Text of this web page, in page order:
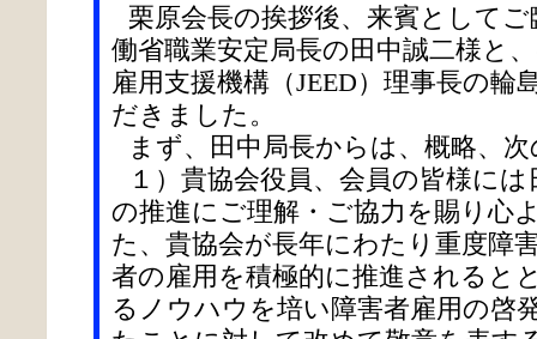
栗原会長の挨拶後、来賓として
働省職業安定局長の田中誠二様と
雇用支援機構（JEED）理事長の輪
だきました。
まず、田中局長からは、概略、
１）貴協会役員、会員の皆様に
の推進にご理解・ご協力を賜り心
た、貴協会が長年にわたり重度障
者の雇用を積極的に推進されると
るノウハウを培い障害者雇用の啓